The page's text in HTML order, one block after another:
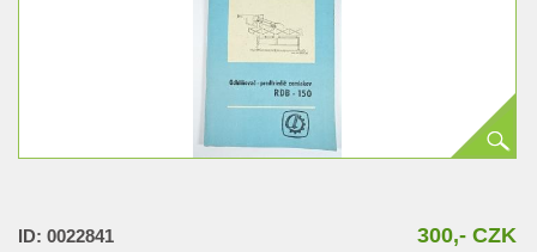
ID: 0022841 300,- CZK